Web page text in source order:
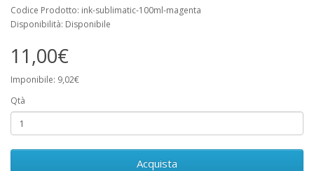
Codice Prodotto: ink-sublimatic-100ml-magenta
Disponibilità: Disponibile
11,00€
Imponibile: 9,02€
Qtà
Acquista